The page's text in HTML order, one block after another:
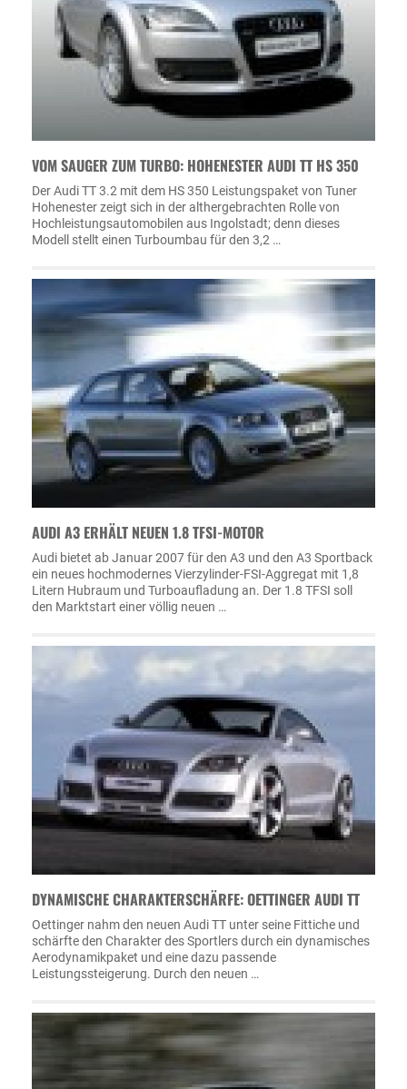
VOM SAUGER ZUM TURBO: HOHENESTER AUDI TT HS 350
Der Audi TT 3.2 mit dem HS 350 Leistungspaket von Tuner
Hohenester zeigt sich in der althergebrachten Rolle von
Hochleistungsautomobilen aus Ingolstadt; denn dieses
Modell stellt einen Turboumbau für den 3,2 …
AUDI A3 ERHÄLT NEUEN 1.8 TFSI-MOTOR
Audi bietet ab Januar 2007 für den A3 und den A3 Sportback
ein neues hochmodernes Vierzylinder-FSI-Aggregat mit 1,8
Litern Hubraum und Turboaufladung an. Der 1.8 TFSI soll
den Marktstart einer völlig neuen …
DYNAMISCHE CHARAKTERSCHÄRFE: OETTINGER AUDI TT
Oettinger nahm den neuen Audi TT unter seine Fittiche und
schärfte den Charakter des Sportlers durch ein dynamisches
Aerodynamikpaket und eine dazu passende
Leistungssteigerung. Durch den neuen …